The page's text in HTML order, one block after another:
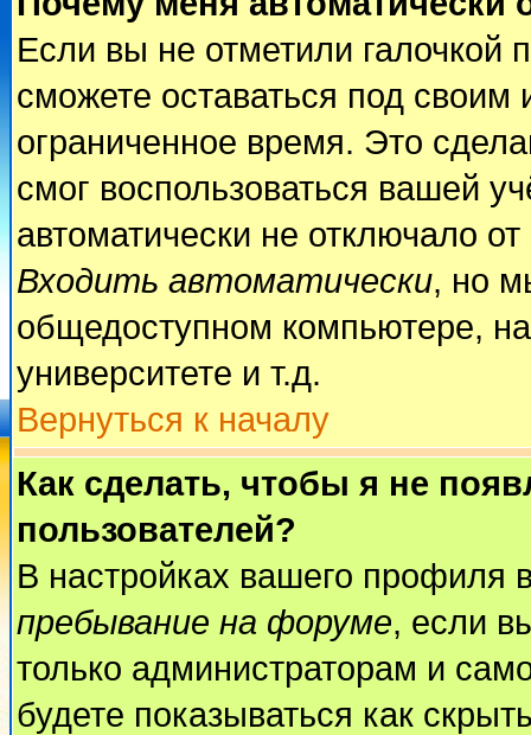
Если вы не отметили галочкой
сможете оставаться под
ограниченное время. Это
смог воспользоваться вашей
автоматически не отключало
Входить автоматически, но
общедоступном компьютере,
университете и т.д.
Вернуться к началу
Как сделать, чтобы я не
пользователей?
В настройках вашего профиля
пребывание на форуме, если
только администраторам и
будете показываться как